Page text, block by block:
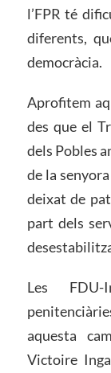
l’FPR té
diferents,
democràcia.
Aprofitem
des que el
dels Pobles
de la
deixat de
part dels
Les
aquesta
Victoire